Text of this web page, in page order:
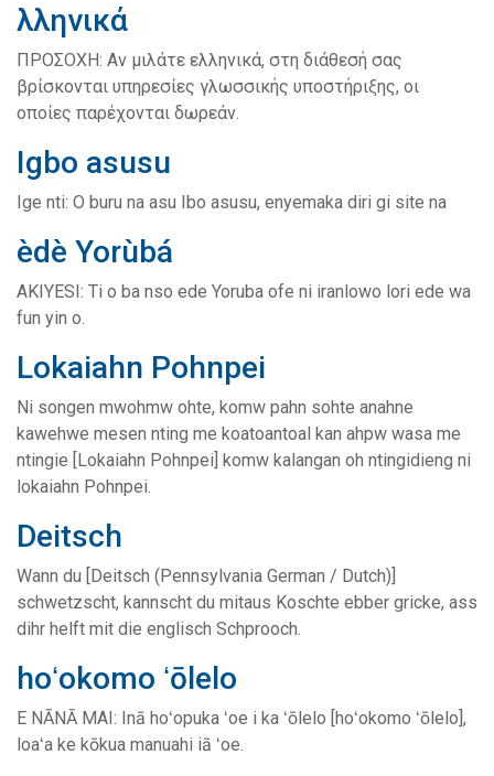
λληνικά
ΠΡΟΣΟΧΗ: Αν μιλάτε ελληνικά, στη διάθεσή σας
βρίσκονται υπηρεσίες γλωσσικής υποστήριξης, οι
οποίες παρέχονται δωρεάν.
Igbo asusu
Ige nti: O buru na asu Ibo asusu, enyemaka diri gi site na
èdè Yorùbá
AKIYESI: Ti o ba nso ede Yoruba ofe ni iranlowo lori ede wa
fun yin o.
Lokaiahn Pohnpei
Ni songen mwohmw ohte, komw pahn sohte anahne
kawehwe mesen nting me koatoantoal kan ahpw wasa me
ntingie [Lokaiahn Pohnpei] komw kalangan oh ntingidieng ni
lokaiahn Pohnpei.
Deitsch
Wann du [Deitsch (Pennsylvania German / Dutch)]
schwetzscht, kannscht du mitaus Koschte ebber gricke, ass
dihr helft mit die englisch Schprooch.
hoʻokomo ʻōlelo
E NĀNĀ MAI: Inā hoʻopuka ʻoe i ka ʻōlelo [hoʻokomo ʻōlelo],
loaʻa ke kōkua manuahi iā ʻoe.